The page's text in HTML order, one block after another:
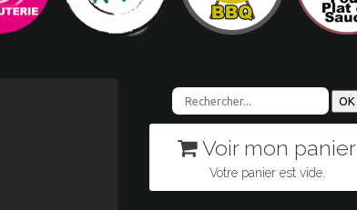
Voir mon panier
Votre panier est vide.